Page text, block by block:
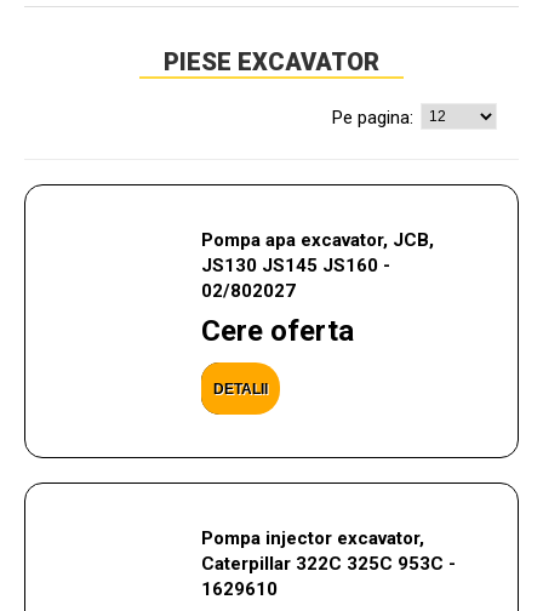
PIESE EXCAVATOR
Pe pagina:
Pompa apa excavator, JCB,
JS130 JS145 JS160 -
02/802027
Cere oferta
DETALII
Pompa injector excavator,
Caterpillar 322C 325C 953C -
1629610